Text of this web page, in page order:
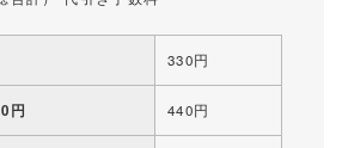
330円
円 440円